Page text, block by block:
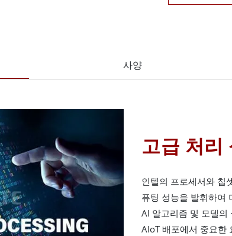
사양
고급 처리
인텔의 프로세서와 칩
퓨팅 성능을 발휘하여
AI 알고리즘 및 모델의
AIoT 배포에서 중요한